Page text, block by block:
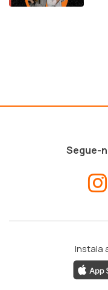
Segue-
Instala